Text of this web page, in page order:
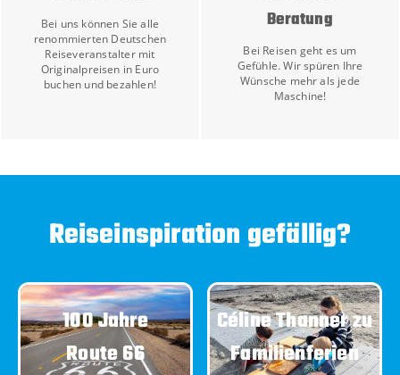
Bei uns können Sie alle
renommierten Deutschen
Reiseveranstalter mit
Originalpreisen in Euro
buchen und bezahlen!
Beratung
Bei Reisen geht es um
Gefühle. Wir spüren Ihre
Wünsche mehr als jede
Maschine!
Reiseinspiration gefällig?
100 Jahre
Route 66
Céline Thanner zu
Familienferien